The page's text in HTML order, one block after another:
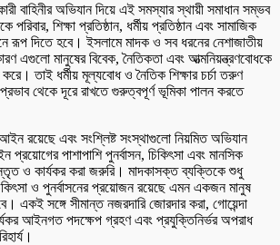
বাহিনীর অভিযান দিয়ে এই সমস্যার স্থায়ী সমাধান সম্ভব
পরিবার, শিক্ষা প্রতিষ্ঠান, ধর্মীয় প্রতিষ্ঠান এবং সামাজিক
রূপ দিতে হবে। ইসলামে মাদক ও সব ধরনের নেশাজাতীয়
এগুলো মানুষের বিবেক, নৈতিকতা এবং আত্মনিয়ন্ত্রণবোধকে
তাই ধর্মীয় মূল্যবোধ ও নৈতিক শিক্ষার চর্চা তরুণ
থেকে দূরে রাখতে গুরুত্বপূর্ণ ভূমিকা পালন করতে
আইন রয়েছে এবং সংশ্লিষ্ট সংস্থাগুলো নিয়মিত অভিযান
পাশাপাশি পুনর্বাসন, চিকিৎসা এবং মানসিক
ও কার্যকর করা জরুরি। মাদকাসক্ত ব্যক্তিকে শুধু
ও পুনর্বাসনের প্রয়োজন রয়েছে এমন একজন মানুষ
একই সঙ্গে সীমান্ত নজরদারি জোরদার করা, গোয়েন্দা
আইনগত পদক্ষেপ গ্রহণ এবং প্রযুক্তিনির্ভর অপরাধ